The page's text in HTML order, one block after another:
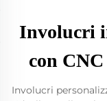
Involucri
con
Involucri